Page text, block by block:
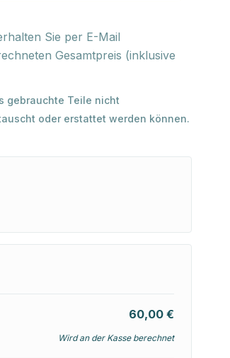
Sie per E-Mail
Gesamtpreis (inklusive
gebrauchte Teile nicht
oder erstattet werden können.
60,00 €
Wird an der Kasse berechnet